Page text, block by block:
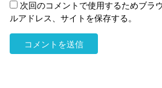
次回のコメントで使用するためブラ
ルアドレス、サイトを保存する。